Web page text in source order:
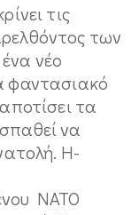
τις
των
νέο
φαντασιακό
τα
να
Η-
ΝΑΤΟ